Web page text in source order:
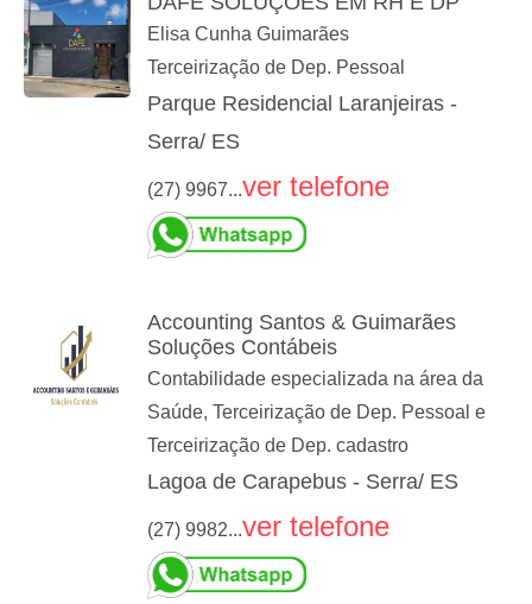
Elisa Cunha Guimarães
Terceirização de Dep. Pessoal
Parque Residencial Laranjeiras -
Serra/ ES
(27) 9967...ver telefone
Accounting Santos & Guimarães
Soluções Contábeis
Contabilidade especializada na área da
Saúde, Terceirização de Dep. Pessoal e
Terceirização de Dep. cadastro
Lagoa de Carapebus - Serra/ ES
(27) 9982...ver telefone